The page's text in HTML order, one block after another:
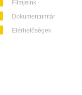
Filmjeink
Dokumentumtár
Elérhetőségek